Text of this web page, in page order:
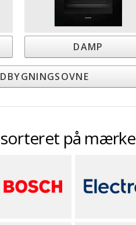
DAMP
sorteret på